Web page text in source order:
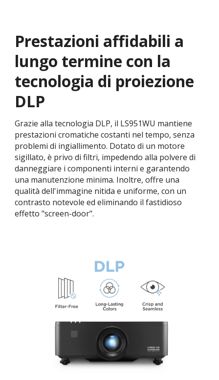
Prestazioni affidabili a
lungo termine con la
tecnologia di proiezione
DLP​
Grazie alla tecnologia DLP, il LS951WU mantiene
prestazioni cromatiche costanti nel tempo, senza
problemi di ingiallimento. Dotato di un motore
sigillato, è privo di filtri, impedendo alla polvere di
danneggiare i componenti interni e garantendo
una manutenzione minima. Inoltre, offre una
qualità dell'immagine nitida e uniforme, con un
contrasto notevole ed eliminando il fastidioso
effetto "screen-door".